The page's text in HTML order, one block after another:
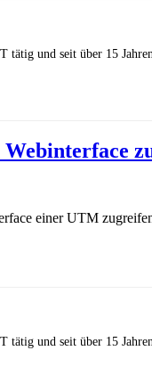
tätig und seit über 15
einer UTM
tätig und seit über 15